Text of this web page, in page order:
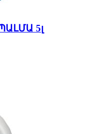
5լ